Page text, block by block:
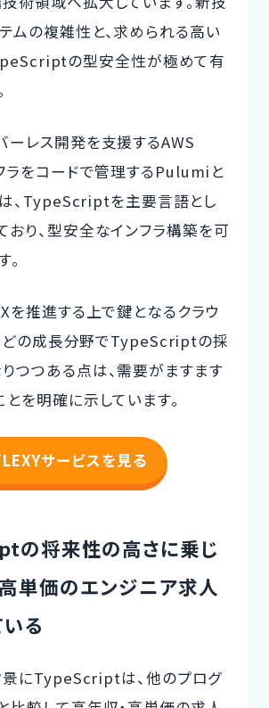
ムの複雑性と、求められる高い
の型安全性が極めて有
ーレス開発を支援するAWS
ラをコードで管理するPulumiと
、TypeScriptを主要言語とし
おり、型安全なインフラ構築を可
を推進する上で鍵となるクラウ
どの成長分野でTypeScriptの採
つつある点は、需要がますます
とを明確に示しています。
サービスを見る
の将来性の高さに乗じ
単価のエンジニア求人
る
にTypeScriptは、他のプログ